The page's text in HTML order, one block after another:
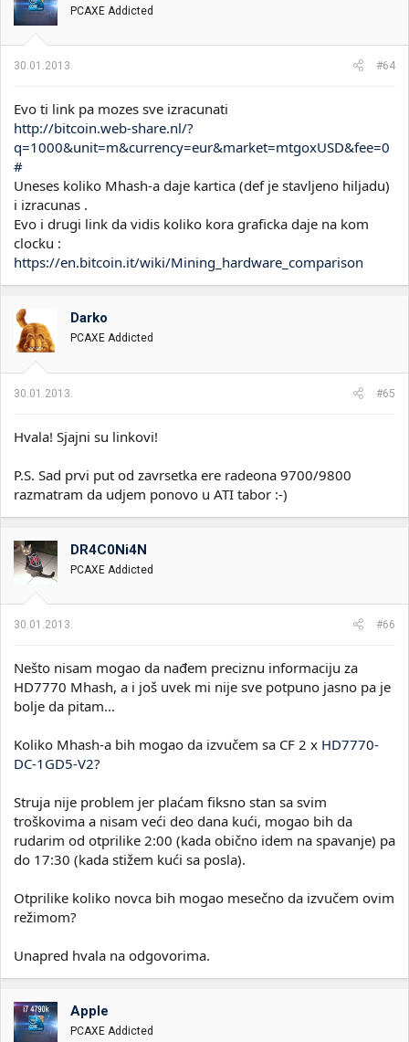
PCAXE Addicted
30.01.2013. #64
Evo ti link pa mozes sve izracunati
http://bitcoin.web-share.nl/?
q=1000&unit=m&currency=eur&market=mtgoxUSD&fee=0
#
Uneses koliko Mhash-a daje kartica (def je stavljeno hiljadu)
i izracunas .
Evo i drugi link da vidis koliko kora graficka daje na kom
clocku :
https://en.bitcoin.it/wiki/Mining_hardware_comparison
Darko
PCAXE Addicted
30.01.2013. #65
Hvala! Sjajni su linkovi!
P.S. Sad prvi put od zavrsetka ere radeona 9700/9800
razmatram da udjem ponovo u ATI tabor :-)
DR4C0Ni4N
PCAXE Addicted
30.01.2013. #66
Nešto nisam mogao da nađem preciznu informaciju za
HD7770 Mhash, a i još uvek mi nije sve potpuno jasno pa je
bolje da pitam...
Koliko Mhash-a bih mogao da izvučem sa CF 2 x HD7770-
DC-1GD5-V2?
Struja nije problem jer plaćam fiksno stan sa svim
troškovima a nisam veći deo dana kući, mogao bih da
rudarim od otprilike 2:00 (kada obično idem na spavanje) pa
do 17:30 (kada stižem kući sa posla).
Otprilike koliko novca bih mogao mesečno da izvučem ovim
režimom?
Unapred hvala na odgovorima.
Apple
PCAXE Addicted